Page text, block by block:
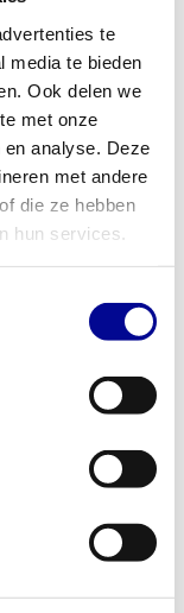
te
media te bieden
Ook delen we
met onze
analyse. Deze
met andere
die ze hebben
hun services.
BENCH
PERFORMANCE
ADJUSTABLE /